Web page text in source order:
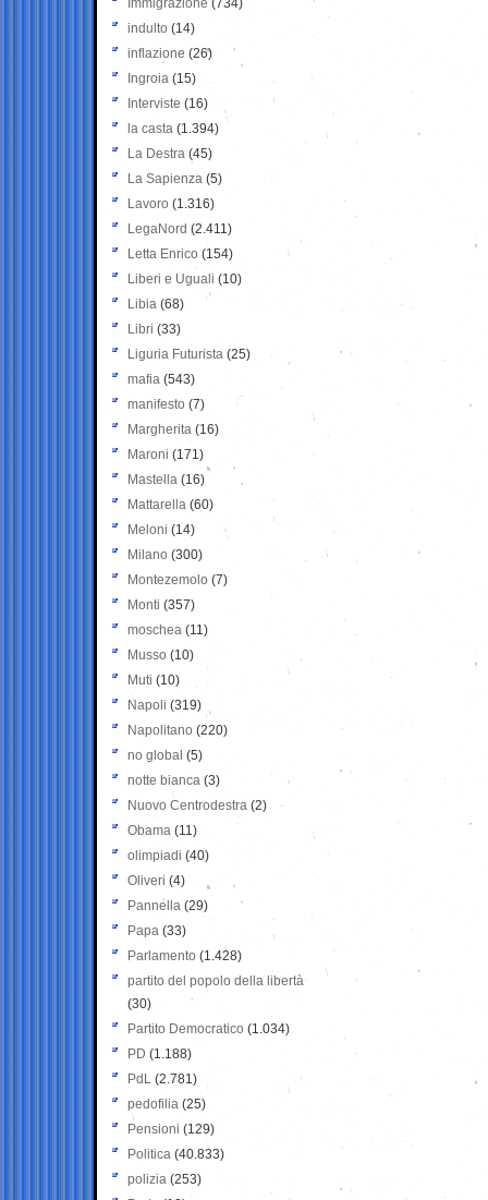
Immigrazione (734)
indulto (14)
inflazione (26)
Ingroia (15)
Interviste (16)
la casta (1.394)
La Destra (45)
La Sapienza (5)
Lavoro (1.316)
LegaNord (2.411)
Letta Enrico (154)
Liberi e Uguali (10)
Libia (68)
Libri (33)
Liguria Futurista (25)
mafia (543)
manifesto (7)
Margherita (16)
Maroni (171)
Mastella (16)
Mattarella (60)
Meloni (14)
Milano (300)
Montezemolo (7)
Monti (357)
moschea (11)
Musso (10)
Muti (10)
Napoli (319)
Napolitano (220)
no global (5)
notte bianca (3)
Nuovo Centrodestra (2)
Obama (11)
olimpiadi (40)
Oliveri (4)
Pannella (29)
Papa (33)
Parlamento (1.428)
partito del popolo della libertà
(30)
Partito Democratico (1.034)
PD (1.188)
PdL (2.781)
pedofilia (25)
Pensioni (129)
Politica (40.833)
polizia (253)